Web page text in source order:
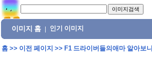
이미지 홈 인기 이미지
홈>> 이전 페이지 >> F1 드라이버들의애마 알아보니